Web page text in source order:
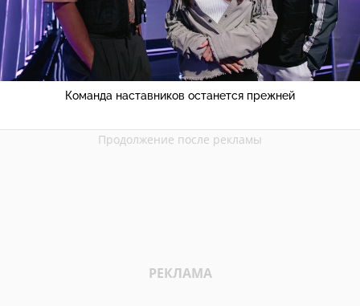
Команда наставников останется прежней